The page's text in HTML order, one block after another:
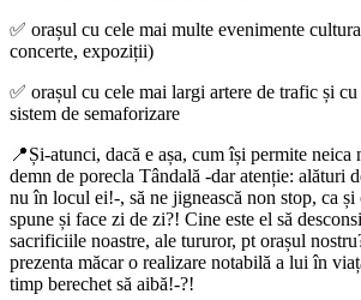
✅ orașul cu cele mai multe evenimente
concerte, expoziții)
✅ orașul cu cele mai largi artere de trafic și
sistem de semaforizare
📍Și-atunci, dacă e așa, cum își permite neica
demn de porecla Tândală -dar atenție: alături
nu în locul ei!-, să ne jignească non stop, ca
spune și face zi de zi?! Cine este el să
sacrificiile noastre, ale tururor, pt orașul
prezenta măcar o realizare notabilă a lui în
timp berechet să aibă!-?!